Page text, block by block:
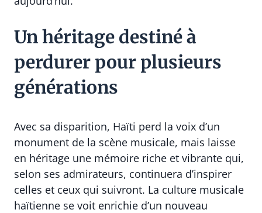
Un héritage destiné à
perdurer pour plusieurs
générations
Avec sa disparition, Haïti perd la voix d’un
monument de la scène musicale, mais laisse
en héritage une mémoire riche et vibrante qui,
selon ses admirateurs, continuera d’inspirer
celles et ceux qui suivront. La culture musicale
haïtienne se voit enrichie d’un nouveau